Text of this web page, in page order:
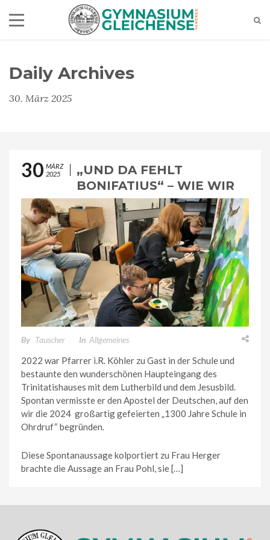
Daily Archives
30. März 2025
30 MÄRZ
2025
„UND DA FEHLT
BONIFATIUS“ – WIE WIR
ZUM DRITTEN BILD IM
HAUPTEINGANG KAMEN –
PROJEKT GK KUNST 25
By Tauscher In Allgemeines
2022 war Pfarrer i.R. Köhler zu Gast in der Schule und
bestaunte den wunderschönen Haupteingang des
Trinitatishauses mit dem Lutherbild und dem Jesusbild.
Spontan vermisste er den Apostel der Deutschen, auf den
wir die 2024 großartig gefeierten „1300 Jahre Schule in
Ohrdruf“ begründen.
Diese Spontanaussage kolportiert zu Frau Herger
brachte die Aussage an Frau Pohl, sie […]